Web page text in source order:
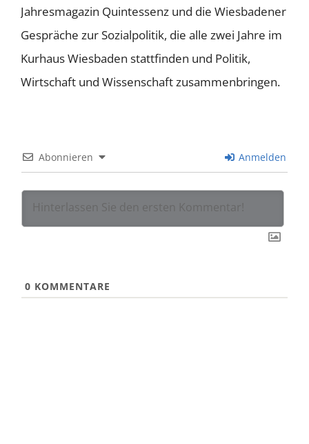
Jahresmagazin Quintessenz und die Wiesbadener
Gespräche zur Sozialpolitik, die alle zwei Jahre im
Kurhaus Wiesbaden stattfinden und Politik,
Wirtschaft und Wissenschaft zusammenbringen.
Abonnieren Anmelden
0 KOMMENTARE